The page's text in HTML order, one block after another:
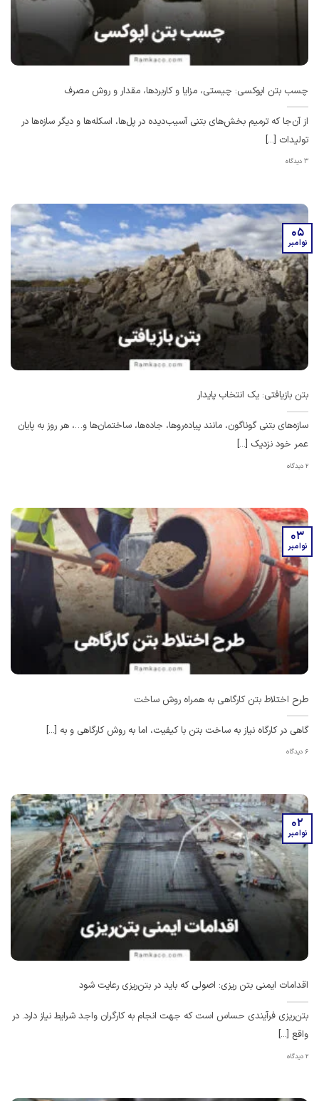
چسب بتن اپوکسی: چیستی، مزایا و کاربردها، مقدار و روش مصرف
از آن‌جا که ترمیم بخش‌های بتنی آسیب‌دیده در پل‌ها، اسکله‌ها و دیگر سازه‌ها در
تولیدات [...]
3 دیدگاه
بتن بازیافتی: یک انتخاب پایدار
سازه‌های بتنی گوناگون، مانند پیاده‌روها، جاده‌ها، ساختمان‌ها و…، هر روز به پایان
عمر خود نزدیک [...]
2 دیدگاه
05
نوامبر
طرح اختلاط بتن کارگاهی به همراه روش ساخت
گاهی در کارگاه نیاز به ساخت بتن با کیفیت، اما به روش کارگاهی و به [...]
6 دیدگاه
03
نوامبر
اقدامات ایمنی بتن ریزی: اصولی که باید در بتن‌ریزی رعایت شود
بتن‌ریزی فرآیندی حساس است که جهت انجام به کارگران واجد شرایط نیاز دارد. در
واقع [...]
2 دیدگاه
02
نوامبر